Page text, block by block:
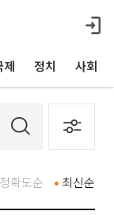
제 정치 사회
최신순
정확도순